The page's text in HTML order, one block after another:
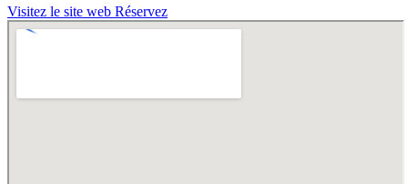
Visitez le site web Réservez